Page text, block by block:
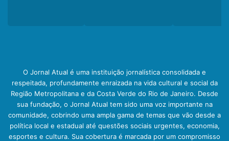
O Jornal Atual é uma instituição jornalística consolidada e
respeitada, profundamente enraizada na vida cultural e social da
Região Metropolitana e da Costa Verde do Rio de Janeiro. Desde
sua fundação, o Jornal Atual tem sido uma voz importante na
comunidade, cobrindo uma ampla gama de temas que vão desde a
política local e estadual até questões sociais urgentes, economia,
esportes e cultura. Sua cobertura é marcada por um compromisso